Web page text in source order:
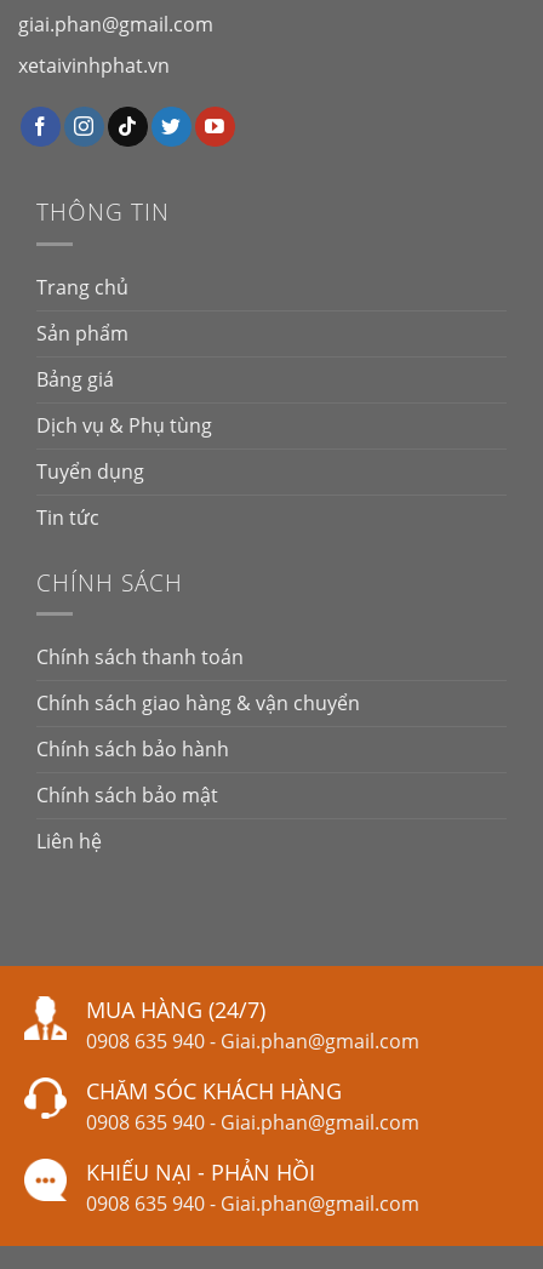
giai.phan@gmail.com
xetaivinhphat.vn
THÔNG TIN
Trang chủ
Sản phẩm
Bảng giá
Dịch vụ & Phụ tùng
Tuyển dụng
Tin tức
CHÍNH SÁCH
Chính sách thanh toán
Chính sách giao hàng & vận chuyển
Chính sách bảo hành
Chính sách bảo mật
Liên hệ
MUA HÀNG (24/7)
0908 635 940- Giai.phan@gmail.com
CHĂM SÓC KHÁCH HÀNG
0908 635 940- Giai.phan@gmail.com
KHIẾU NẠI - PHẢN HỒI
0908 635 940- Giai.phan@gmail.com